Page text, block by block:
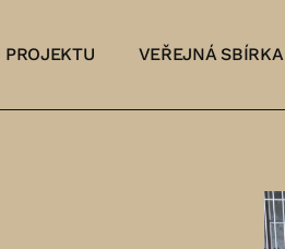
VEŘEJNÁ SBÍRKA